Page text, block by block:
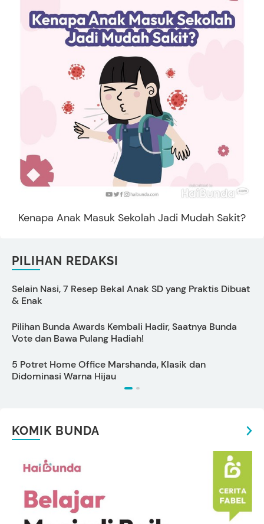
Kenapa Anak Masuk Sekolah Jadi Mudah Sakit?
PILIHAN REDAKSI
Selain Nasi, 7 Resep Bekal Anak SD yang Praktis Dibuat
& Enak
Pilihan Bunda Awards Kembali Hadir, Saatnya Bunda
Vote dan Bawa Pulang Hadiah!
5 Potret Home Office Marshanda, Klasik dan
Didominasi Warna Hijau
KOMIK BUNDA